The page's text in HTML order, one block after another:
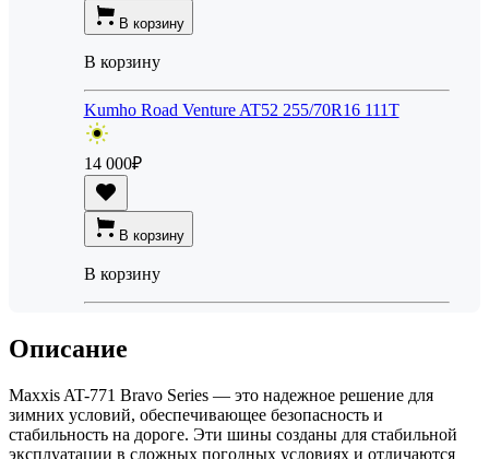
В корзину
В корзину
Kumho Road Venture AT52 255/70R16 111T
14 000₽
В корзину
В корзину
Описание
Maxxis AT-771 Bravo Series — это надежное решение для
зимних условий, обеспечивающее безопасность и
стабильность на дороге. Эти шины созданы для стабильной
эксплуатации в сложных погодных условиях и отличаются